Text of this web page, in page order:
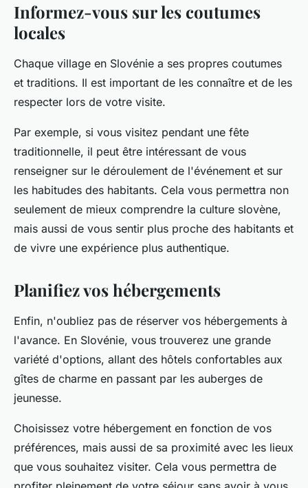
Informez-vous sur les coutumes
locales
Chaque village en Slovénie a ses propres coutumes
et traditions. Il est important de les connaître et de les
respecter lors de votre visite.
Par exemple, si vous visitez pendant une fête
traditionnelle, il peut être intéressant de vous
renseigner sur le déroulement de l'événement et sur
les habitudes des habitants. Cela vous permettra non
seulement de mieux comprendre la culture slovène,
mais aussi de vous sentir plus proche des habitants et
de vivre une expérience plus authentique.
Planifiez vos hébergements
Enfin, n'oubliez pas de réserver vos hébergements à
l'avance. En Slovénie, vous trouverez une grande
variété d'options, allant des hôtels confortables aux
gîtes de charme en passant par les auberges de
jeunesse.
Choisissez votre hébergement en fonction de vos
préférences, mais aussi de sa proximité avec les lieux
que vous souhaitez visiter. Cela vous permettra de